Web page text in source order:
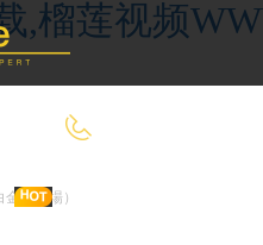
,榴莲视频
金灣廣場）